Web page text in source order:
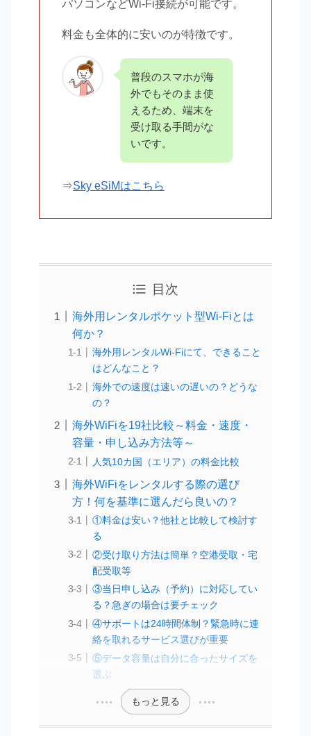
パソコンなどWi-Fi接続が可能です。
料金も全体的に安いのが特徴です。
普段のスマホが海
外でもそのまま使
えるため、端末を
受け取る手間がな
いです。
⇒Sky eSiMはこちら
目次
海外用レンタルポケット型Wi-Fiとは
何か？
海外用レンタルWi-Fiにて、できること
はどんなこと？
海外での速度は速いの遅いの？どうな
の？
海外WiFiを19社比較～料金・速度・
容量・申し込み方法等～
人気10カ国（エリア）の料金比較
海外WiFiをレンタルする際の選び
方！何を基準に選んだら良いの？
①料金は安い？他社と比較して検討す
る
②受け取り方法は簡単？空港受取・宅
配受取等
③当日申し込み（予約）に対応してい
る？急ぎの場合は要チェック
④サポートは24時間体制？緊急時に連
絡を取れるサービス選びが重要
⑤データ容量は自分に合ったサイズを
選ぶ
もっと見る